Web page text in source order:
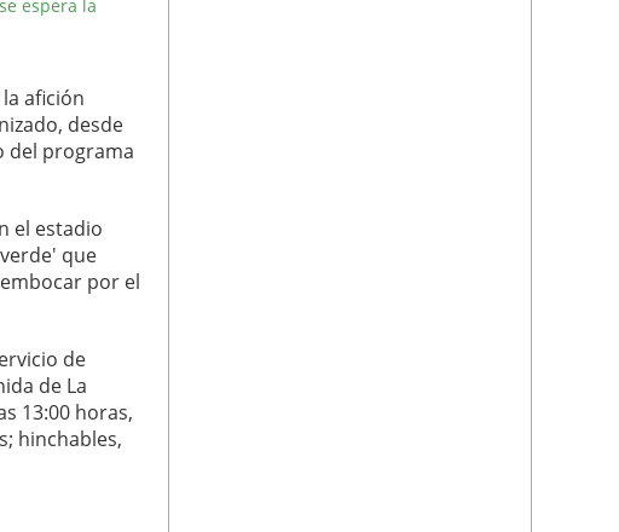
espera la
afición
desde
del programa
el estadio
que
por el
de
de La
13:00 horas,
hinchables,